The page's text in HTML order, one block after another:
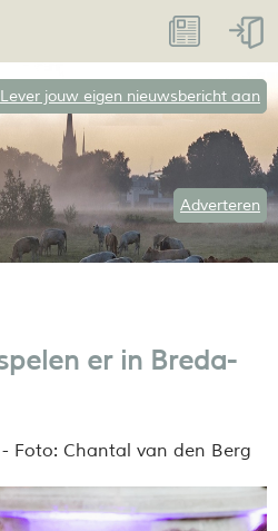
Lever jouw eigen nieuwsbericht aan
Adverteren
er in Breda-
Foto: Chantal van den Berg